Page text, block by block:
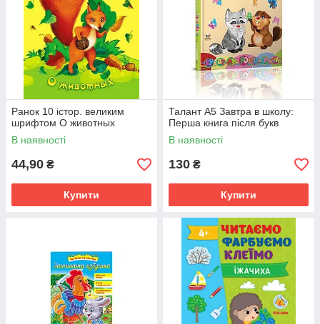
Ранок 10 істор. великим
шрифтом О животных
В наявності
44,90 ₴
Купити
Талант А5 Завтра в школу:
Перша книга після букв
В наявності
130 ₴
Купити